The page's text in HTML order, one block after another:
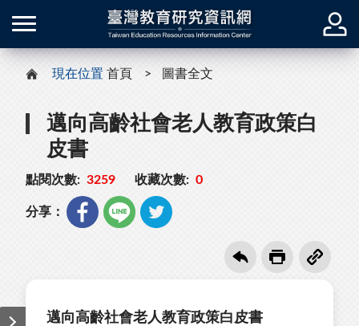
現在位置 首頁 圖書全文
邁向高齡社會老人教育政策白
皮書
點閱次數: 3259 收藏次數: 0
分享：
邁向高齡社會老人教育政策白皮書